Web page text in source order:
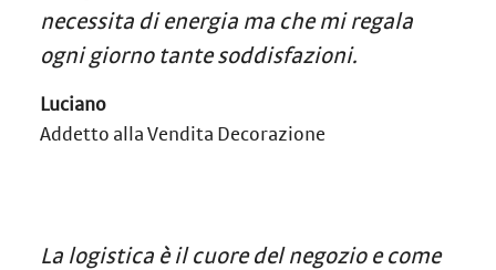
necessita di energia ma che mi regala
ogni giorno tante soddisfazioni.
Luciano
Addetto alla Vendita Decorazione
La logistica è il cuore del negozio e come